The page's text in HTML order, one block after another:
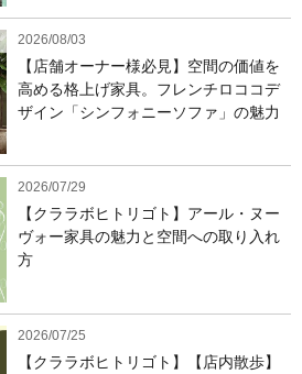
2026/08/03
【店舗オーナー様必見】空間の価値を
高める格上げ家具。フレンチロココデ
ザイン「シンフォニーソファ」の魅力
2026/07/29
【クララボヒトリゴト】アール・ヌー
ヴォー家具の魅力と空間への取り入れ
方
2026/07/25
【クララボヒトリゴト】【店内散歩】